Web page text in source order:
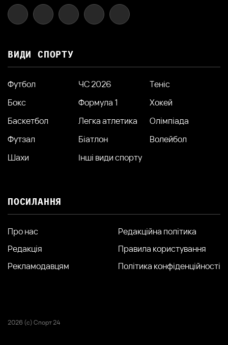
ВИДИ СПОРТУ
Футбол ЧС 2026
Теніс
Бокс
Формула 1
Хокей
Баскетбол
Легка атлетика
Олімпіада
Футзал
Біатлон
Волейбол
Шахи
Інші види спорту
ПОСИЛАННЯ
Про нас
Редакція
Рекламодавцям
Редакційна політика
Правила користування
Політика конфіденційності
2026 (с) Спорт 24